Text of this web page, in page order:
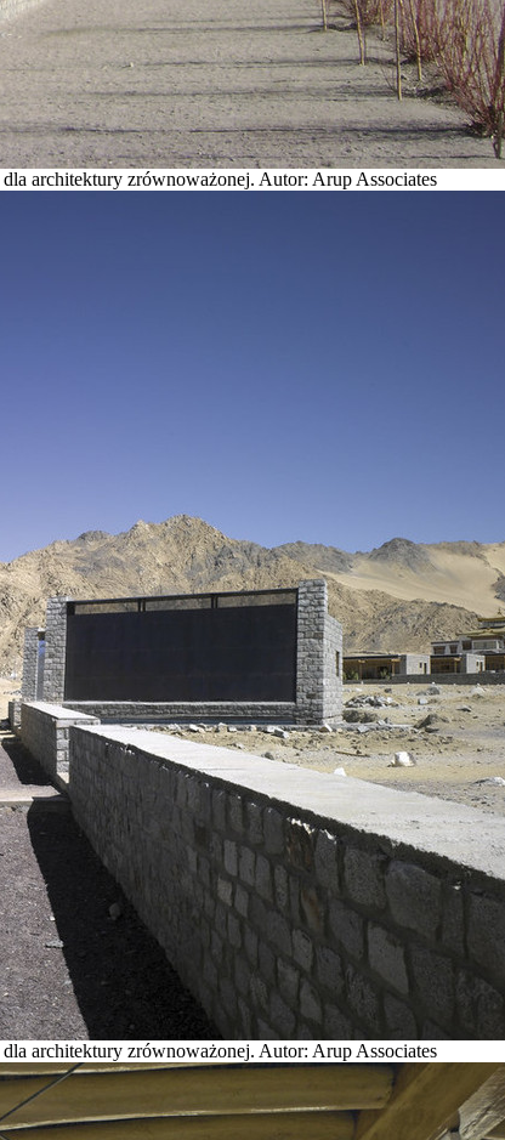
architektury zrównoważonej. Autor: Arup Associates
architektury zrównoważonej. Autor: Arup Associates